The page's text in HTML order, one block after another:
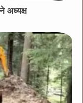
अध्यक्ष